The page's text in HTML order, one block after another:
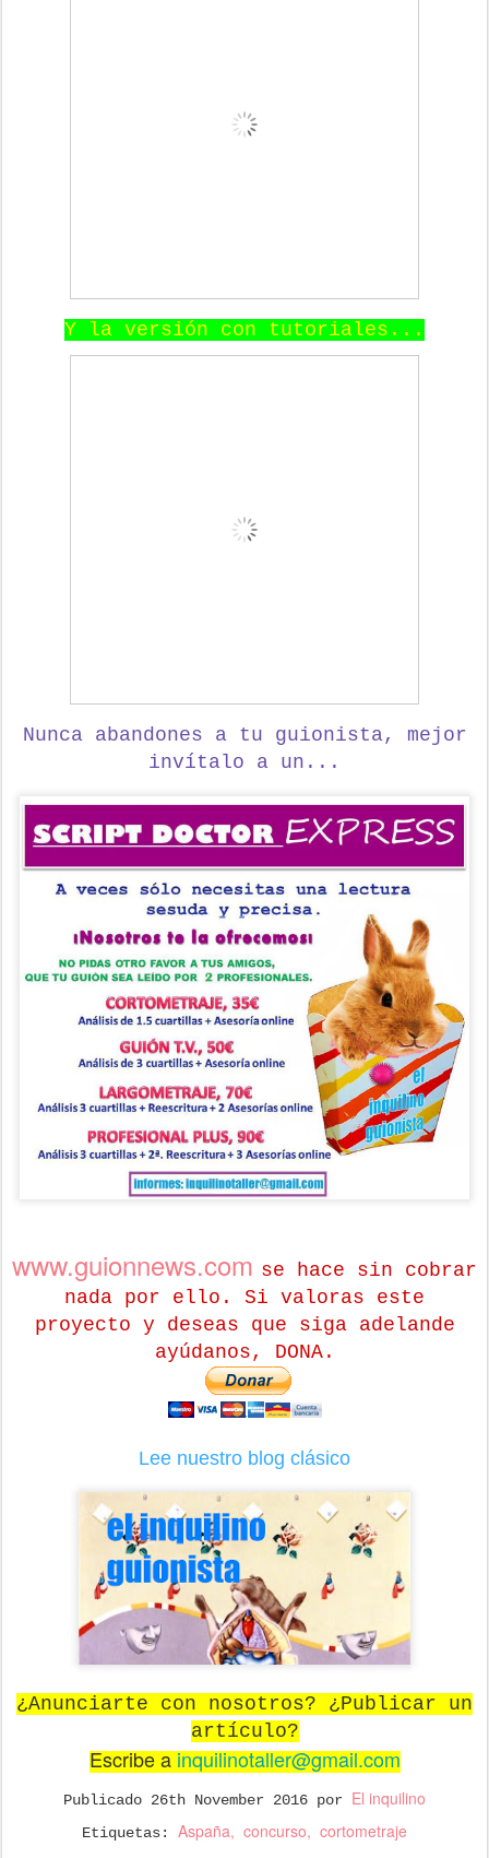
Y la versión con tutoriales...
Nunca abandones a tu guionista, mejor
invítalo a un...
www.guionnews.com se hace sin cobrar
nada por ello. Si valoras este
proyecto y deseas que siga adelande
ayúdanos, DONA.
Lee nuestro blog clásico
¿Anunciarte con nosotros? ¿Publicar un
artículo?
Escribe ainquilinotaller@gmail.com
Publicado 26th November 2016 por El inquilino
Etiquetas: Aspaña concurso cortometraje